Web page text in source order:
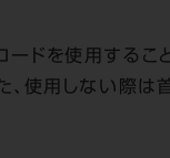
ードを使用するこ
た、使用しない際は